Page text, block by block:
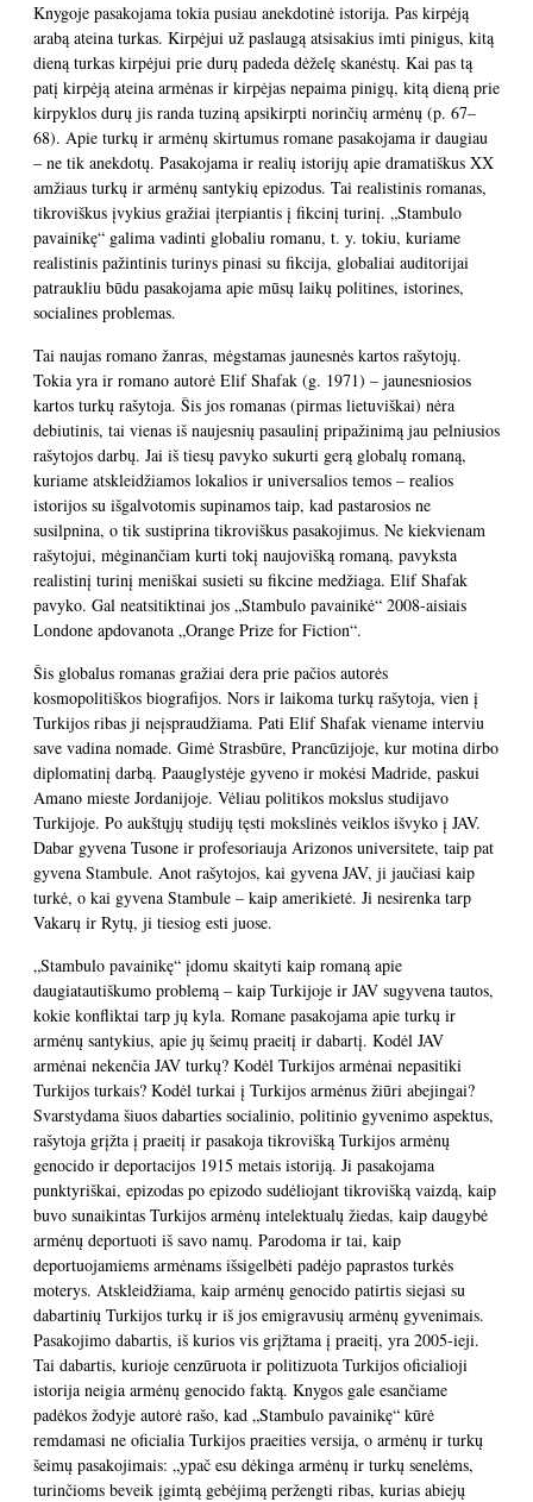
Knygoje pasakojama tokia pusiau anekdotinė istorija. Pas kirpėją
arabą ateina turkas. Kirpėjui už paslaugą atsisakius imti pinigus, kitą
dieną turkas kirpėjui prie durų padeda dėželę skanėstų. Kai pas tą
patį kirpėją ateina armėnas ir kirpėjas nepaima pinigų, kitą dieną prie
kirpyklos durų jis randa tuziną apsikirpti norinčių armėnų (p. 67–
68). Apie turkų ir armėnų skirtumus romane pasakojama ir daugiau
– ne tik anekdotų. Pasakojama ir realių istorijų apie dramatiškus XX
amžiaus turkų ir armėnų santykių epizodus. Tai realistinis romanas,
tikroviškus įvykius gražiai įterpiantis į fikcinį turinį. „Stambulo
pavainikę“ galima vadinti globaliu romanu, t. y. tokiu, kuriame
realistinis pažintinis turinys pinasi su fikcija, globaliai auditorijai
patraukliu būdu pasakojama apie mūsų laikų politines, istorines,
socialines problemas.
Tai naujas romano žanras, mėgstamas jaunesnės kartos rašytojų.
Tokia yra ir romano autorė Elif Shafak (g. 1971) – jaunesniosios
kartos turkų rašytoja. Šis jos romanas (pirmas lietuviškai) nėra
debiutinis, tai vienas iš naujesnių pasaulinį pripažinimą jau pelniusios
rašytojos darbų. Jai iš tiesų pavyko sukurti gerą globalų romaną,
kuriame atskleidžiamos lokalios ir universalios temos – realios
istorijos su išgalvotomis supinamos taip, kad pastarosios ne
susilpnina, o tik sustiprina tikroviškus pasakojimus. Ne kiekvienam
rašytojui, mėginančiam kurti tokį naujovišką romaną, pavyksta
realistinį turinį meniškai susieti su fikcine medžiaga. Elif Shafak
pavyko. Gal neatsitiktinai jos „Stambulo pavainikė“ 2008-aisiais
Londone apdovanota „Orange Prize for Fiction“.
Šis globalus romanas gražiai dera prie pačios autorės
kosmopolitiškos biografijos. Nors ir laikoma turkų rašytoja, vien į
Turkijos ribas ji neįspraudžiama. Pati Elif Shafak viename interviu
save vadina nomade. Gimė Strasbūre, Prancūzijoje, kur motina dirbo
diplomatinį darbą. Paauglystėje gyveno ir mokėsi Madride, paskui
Amano mieste Jordanijoje. Vėliau politikos mokslus studijavo
Turkijoje. Po aukštųjų studijų tęsti mokslinės veiklos išvyko į JAV.
Dabar gyvena Tusone ir profesoriauja Arizonos universitete, taip pat
gyvena Stambule. Anot rašytojos, kai gyvena JAV, ji jaučiasi kaip
turkė, o kai gyvena Stambule – kaip amerikietė. Ji nesirenka tarp
Vakarų ir Rytų, ji tiesiog esti juose.
„Stambulo pavainikę“ įdomu skaityti kaip romaną apie
daugiatautiškumo problemą – kaip Turkijoje ir JAV sugyvena tautos,
kokie konfliktai tarp jų kyla. Romane pasakojama apie turkų ir
armėnų santykius, apie jų šeimų praeitį ir dabartį. Kodėl JAV
armėnai nekenčia JAV turkų? Kodėl Turkijos armėnai nepasitiki
Turkijos turkais? Kodėl turkai į Turkijos armėnus žiūri abejingai?
Svarstydama šiuos dabarties socialinio, politinio gyvenimo aspektus,
rašytoja grįžta į praeitį ir pasakoja tikrovišką Turkijos armėnų
genocido ir deportacijos 1915 metais istoriją. Ji pasakojama
punktyriškai, epizodas po epizodo sudėliojant tikrovišką vaizdą, kaip
buvo sunaikintas Turkijos armėnų intelektualų žiedas, kaip daugybė
armėnų deportuoti iš savo namų. Parodoma ir tai, kaip
deportuojamiems armėnams išsigelbėti padėjo paprastos turkės
moterys. Atskleidžiama, kaip armėnų genocido patirtis siejasi su
dabartinių Turkijos turkų ir iš jos emigravusių armėnų gyvenimais.
Pasakojimo dabartis, iš kurios vis grįžtama į praeitį, yra 2005-ieji.
Tai dabartis, kurioje cenzūruota ir politizuota Turkijos oficialioji
istorija neigia armėnų genocido faktą. Knygos gale esančiame
padėkos žodyje autorė rašo, kad „Stambulo pavainikę“ kūrė
remdamasi ne oficialia Turkijos praeities versija, o armėnų ir turkų
šeimų pasakojimais: „ypač esu dėkinga armėnų ir turkų senelėms,
turinčioms beveik įgimtą gebėjimą peržengti ribas, kurias abiejų